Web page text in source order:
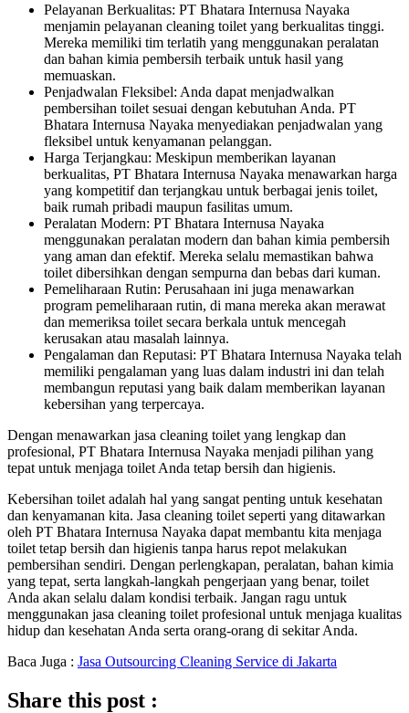
Pelayanan Berkualitas: PT Bhatara Internusa Nayaka
menjamin pelayanan cleaning toilet yang berkualitas tinggi.
Mereka memiliki tim terlatih yang menggunakan peralatan
dan bahan kimia pembersih terbaik untuk hasil yang
memuaskan.
Penjadwalan Fleksibel: Anda dapat menjadwalkan
pembersihan toilet sesuai dengan kebutuhan Anda. PT
Bhatara Internusa Nayaka menyediakan penjadwalan yang
fleksibel untuk kenyamanan pelanggan.
Harga Terjangkau: Meskipun memberikan layanan
berkualitas, PT Bhatara Internusa Nayaka menawarkan harga
yang kompetitif dan terjangkau untuk berbagai jenis toilet,
baik rumah pribadi maupun fasilitas umum.
Peralatan Modern: PT Bhatara Internusa Nayaka
menggunakan peralatan modern dan bahan kimia pembersih
yang aman dan efektif. Mereka selalu memastikan bahwa
toilet dibersihkan dengan sempurna dan bebas dari kuman.
Pemeliharaan Rutin: Perusahaan ini juga menawarkan
program pemeliharaan rutin, di mana mereka akan merawat
dan memeriksa toilet secara berkala untuk mencegah
kerusakan atau masalah lainnya.
Pengalaman dan Reputasi: PT Bhatara Internusa Nayaka telah
memiliki pengalaman yang luas dalam industri ini dan telah
membangun reputasi yang baik dalam memberikan layanan
kebersihan yang terpercaya.
Dengan menawarkan jasa cleaning toilet yang lengkap dan
profesional, PT Bhatara Internusa Nayaka menjadi pilihan yang
tepat untuk menjaga toilet Anda tetap bersih dan higienis.
Kebersihan toilet adalah hal yang sangat penting untuk kesehatan
dan kenyamanan kita. Jasa cleaning toilet seperti yang ditawarkan
oleh PT Bhatara Internusa Nayaka dapat membantu kita menjaga
toilet tetap bersih dan higienis tanpa harus repot melakukan
pembersihan sendiri. Dengan perlengkapan, peralatan, bahan kimia
yang tepat, serta langkah-langkah pengerjaan yang benar, toilet
Anda akan selalu dalam kondisi terbaik. Jangan ragu untuk
menggunakan jasa cleaning toilet profesional untuk menjaga kualitas
hidup dan kesehatan Anda serta orang-orang di sekitar Anda.
Baca Juga : Jasa Outsourcing Cleaning Service di Jakarta
Share this post :